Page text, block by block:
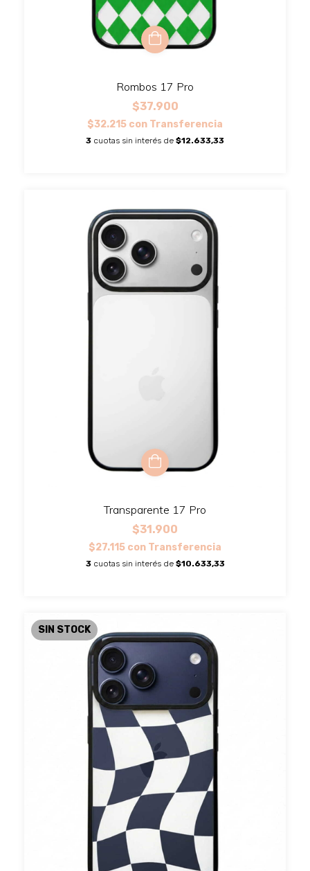
Rombos 17 Pro
$37.900
$32.215 con Transferencia
3 cuotas sin interés de $12.633,33
Transparente 17 Pro
$31.900
$27.115 con Transferencia
3 cuotas sin interés de $10.633,33
SIN STOCK